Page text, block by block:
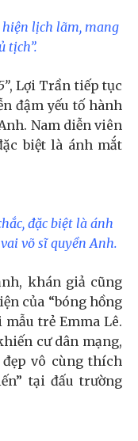
hiện lịch lãm, mang
tịch”.
, Lợi Trần tiếp tục
đậm yếu tố hành
Nam diễn viên
biệt là ánh mắt
đặc biệt là ánh
võ sĩ quyền Anh.
khán giả cũng
của “bóng hồng
trẻ Emma Lê.
cư dân mạng,
vô cùng thích
tại đấu trường